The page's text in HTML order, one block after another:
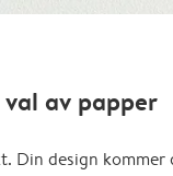
av papper
Din design kommer